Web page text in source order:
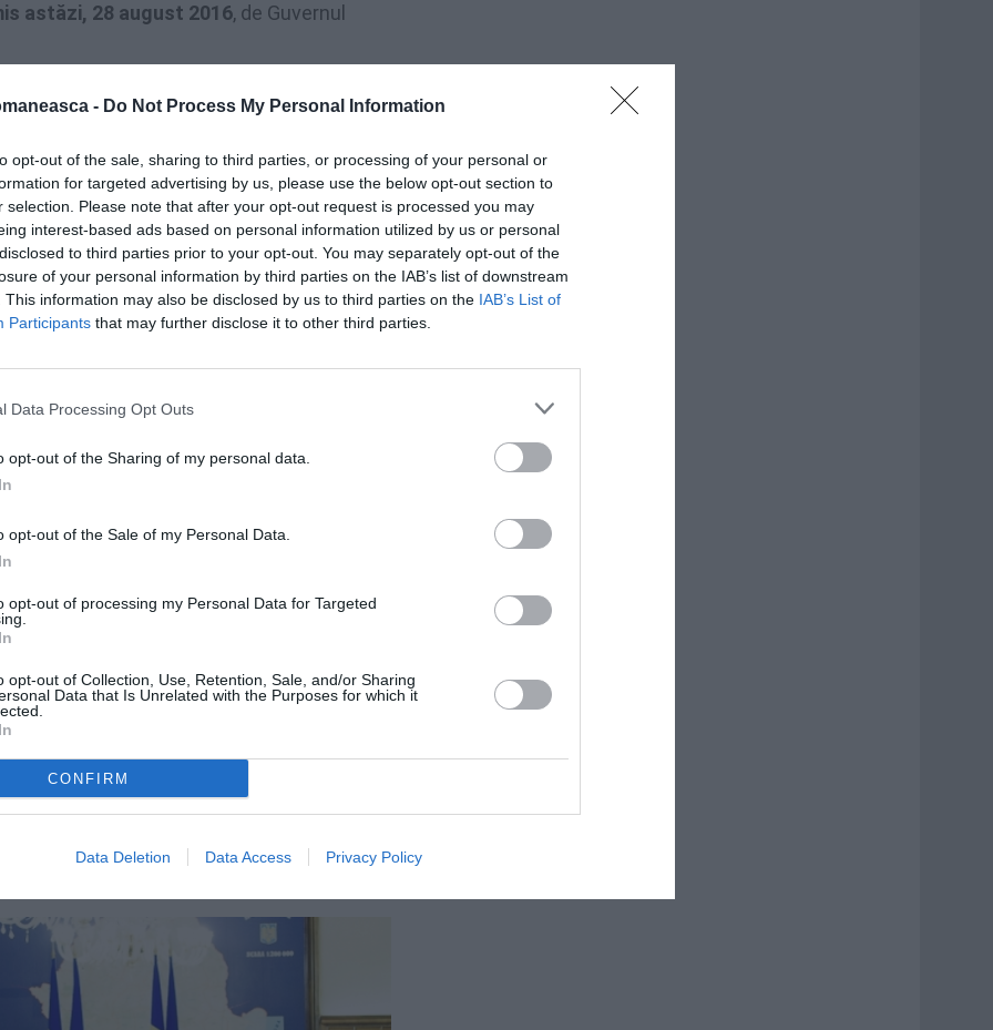
- Do Not Process My Personal Information
opt-out of the sale, sharing to third parties, or processing of your personal or
for targeted advertising by us, please use the below opt-out section to
selection. Please note that after your opt-out request is processed you may
interest-based ads based on personal information utilized by us or personal
to third parties prior to your opt-out. You may separately opt-out of the
of your personal information by third parties on the IAB’s list of downstream
This information may also be disclosed by us to third parties on the IAB’s List of
Participants that may further disclose it to other third parties.
Data Processing Opt Outs
opt-out of the Sharing of my personal data.
opt-out of the Sale of my Personal Data.
opt-out of processing my Personal Data for Targeted
opt-out of Collection, Use, Retention, Sale, and/or Sharing
Data that Is Unrelated with the Purposes for which it
CONFIRM
Data Deletion Data Access Privacy Policy
astăzi, 28 august 2016, de Guvernul
pentru relațiile cu românii de
28 august 2016, în centrul Italiei
urmând să prezinte Guvernului o
fi repatriate corpurile neînsuflețite a
produs la 24 august a.c.
costuri au fost suportate integral de
de Urgență aflat la dispoziția
luni către țară.
unor echipe de sprijin psihologic
sursa citată.
a urcat la 291 de morți: 11 cetățeni
dispăruți – UPDATE
devastator a făcut 284 de victime
Recomandările Protecției Civile din
timpul nopții, morți și distrugere –